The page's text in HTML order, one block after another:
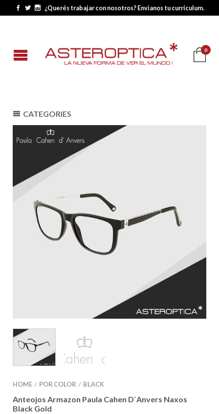
¿Querés trabajar con nosotros? Envianos tu currículum.
0
CATEGORIES
HOME / POR COLOR / BLACK
Anteojos Armazon Paula Cahen D`Anvers Naxos
Black Gold